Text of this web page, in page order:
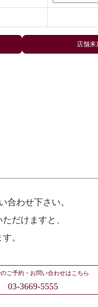
店舗来
合わせ下さい。
だけますと、
。
ご予約・お問い合わせはこちら
03-3669-5555